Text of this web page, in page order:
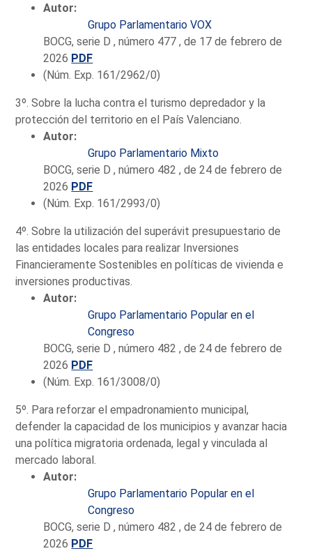
Autor:
Grupo Parlamentario VOX
BOCG, serie D , número 477 , de 17 de febrero de
2026 PDF
(Núm. Exp. 161/2962/0)
3º. Sobre la lucha contra el turismo depredador y la
protección del territorio en el País Valenciano.
Autor:
Grupo Parlamentario Mixto
BOCG, serie D , número 482 , de 24 de febrero de
2026 PDF
(Núm. Exp. 161/2993/0)
4º. Sobre la utilización del superávit presupuestario de
las entidades locales para realizar Inversiones
Financieramente Sostenibles en políticas de vivienda e
inversiones productivas.
Autor:
Grupo Parlamentario Popular en el
Congreso
BOCG, serie D , número 482 , de 24 de febrero de
2026 PDF
(Núm. Exp. 161/3008/0)
5º. Para reforzar el empadronamiento municipal,
defender la capacidad de los municipios y avanzar hacia
una política migratoria ordenada, legal y vinculada al
mercado laboral.
Autor:
Grupo Parlamentario Popular en el
Congreso
BOCG, serie D , número 482 , de 24 de febrero de
2026 PDF